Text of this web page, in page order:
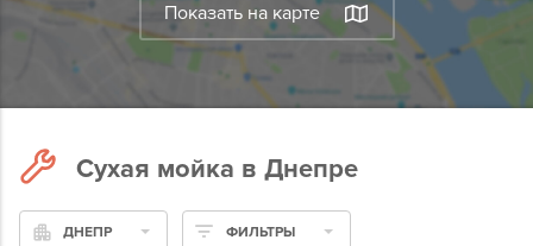
Показать на карте
Сухая мойка в Днепре
ДНЕПР ФИЛЬТРЫ